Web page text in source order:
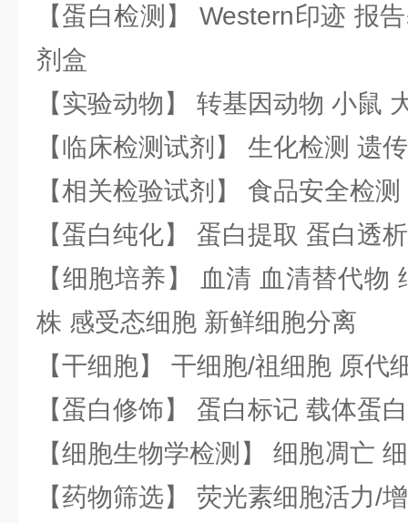
【蛋白检测】 Western印迹 报
剂盒
【实验动物】 转基因动物 小鼠
【临床检测试剂】 生化检测 遗
【相关检验试剂】 食品安全检
【蛋白纯化】 蛋白提取 蛋白透
【细胞培养】 血清 血清替代物
株 感受态细胞 新鲜细胞分离
【干细胞】 干细胞/祖细胞 原代
【蛋白修饰】 蛋白标记 载体蛋
【细胞生物学检测】 细胞凋亡
【药物筛选】 荧光素细胞活力/